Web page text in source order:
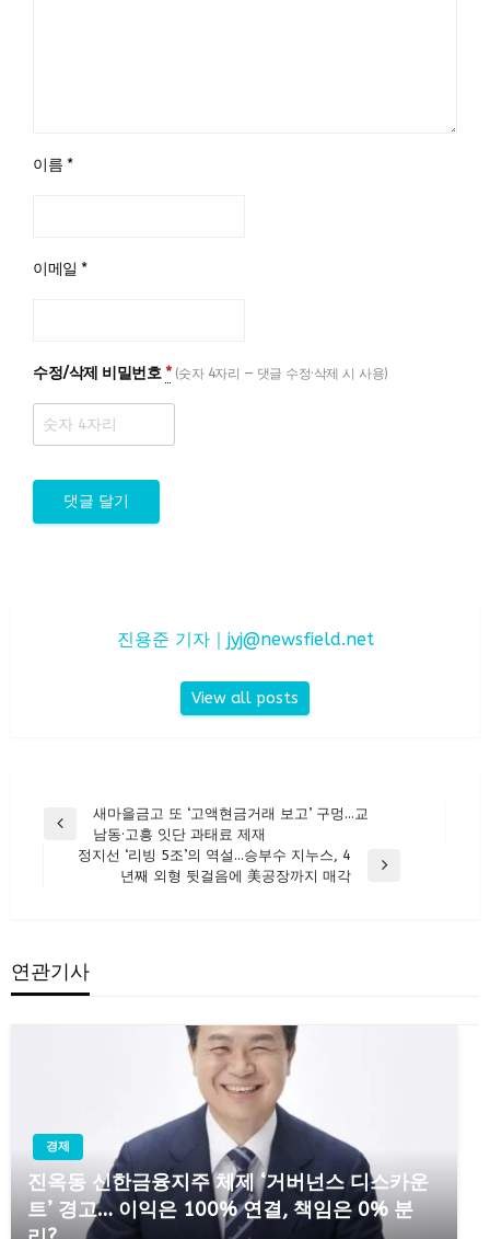
이름 *
이메일 *
수정/삭제 비밀번호 * (숫자 4자리 — 댓글 수정·삭제 시 사용)
진용준 기자｜ jyj@newsfield.net
View all posts
글
Previous
새마을금고 또 ‘고액현금거래 보고’ 구멍…교
남동·고흥 잇단 과태료 제재
정지선 ‘리빙 5조’의 역설…승부수 지누스, 4
년째 외형 뒷걸음에 美공장까지 매각
연관기사
경제
진옥동 신한금융지주 체제 ‘거버넌스 디스카운
트’ 경고… 이익은 100% 연결, 책임은 0% 분